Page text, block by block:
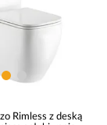
Rimless z deską